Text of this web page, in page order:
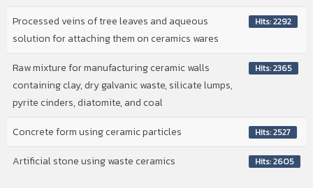
Processed veins of tree leaves and aqueous
solution for attaching them on ceramics wares
Hits: 2292
Raw mixture for manufacturing ceramic walls
containing clay, dry galvanic waste, silicate lumps,
pyrite cinders, diatomite, and coal
Hits: 2365
Concrete form using ceramic particles Hits: 2527
Artificial stone using waste ceramics Hits: 2605